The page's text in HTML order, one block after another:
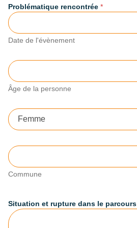
t
u
r
/
e
r
v
i
e
Problématique rencontrée *
Date de l'évènement
Â
g
e
l
a
e
r
s
o
e
Âge de la personne
G
e
eC
o
m
n
e
Commune
Situation et rupture dans le parcours